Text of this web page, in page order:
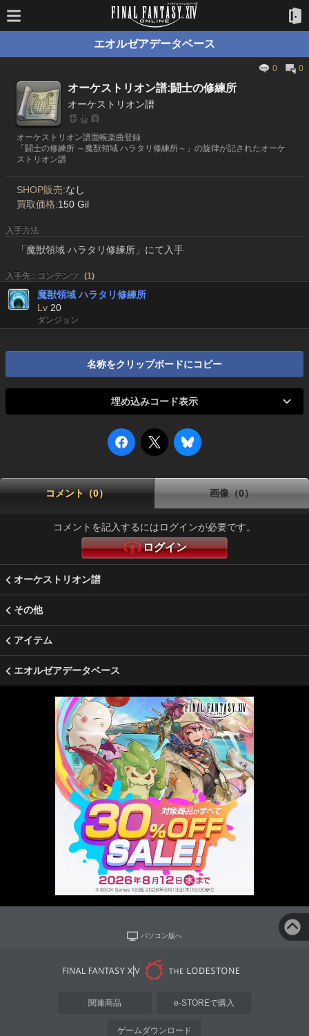
エオルゼアデータベース
0 0
オーケストリオン譜:闘士の修練所
オーケストリオン譜
オーケストリオン譜面帳楽曲登録
「闘士の修練所 ～魔獣領域 ハラタリ修練所～」の旋律が記されたオーケ
ストリオン譜
SHOP販売:なし
買取価格:150 Gil
入手方法
「魔獣領域 ハラタリ修練所」にて入手
入手先 : コンテンツ (1)
魔獣領域 ハラタリ修練所
Lv 20
ダンジョン
名称をクリップボードにコピー
埋め込みコード表示
コメント（0） 画像（0）
コメントを記入するにはログインが必要です。
ログイン
オーケストリオン譜
その他
アイテム
エオルゼアデータベース
パソコン版へ
関連商品 e-STOREで購入
ゲームダウンロード